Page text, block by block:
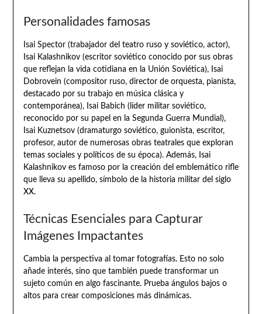
Personalidades famosas
Isai Spector (trabajador del teatro ruso y soviético, actor),
Isai Kalashnikov (escritor soviético conocido por sus obras
que reflejan la vida cotidiana en la Unión Soviética), Isai
Dobrovein (compositor ruso, director de orquesta, pianista,
destacado por su trabajo en música clásica y
contemporánea), Isai Babich (líder militar soviético,
reconocido por su papel en la Segunda Guerra Mundial),
Isai Kuznetsov (dramaturgo soviético, guionista, escritor,
profesor, autor de numerosas obras teatrales que exploran
temas sociales y políticos de su época). Además, Isai
Kalashnikov es famoso por la creación del emblemático rifle
que lleva su apellido, símbolo de la historia militar del siglo
XX.
Técnicas Esenciales para Capturar
Imágenes Impactantes
Cambia la perspectiva al tomar fotografías. Esto no solo
añade interés, sino que también puede transformar un
sujeto común en algo fascinante. Prueba ángulos bajos o
altos para crear composiciones más dinámicas.